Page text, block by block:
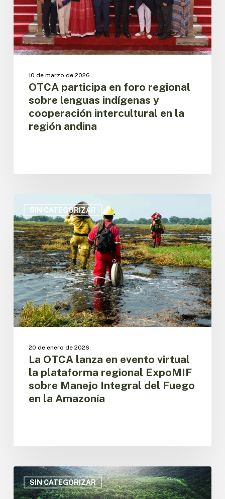
indígenas
y
cooperación
intercultural
en
10 de marzo de 2026
OTCA participa en foro regional
sobre lenguas indígenas y
cooperación intercultural en la
región andina
SIN CATEGORIZAR
OTCA
lanza
en
evento
virtual
la
plataforma
regional
ExpoMIF
sobre
Manejo
Amazonía
20 de enero de 2026
La OTCA lanza en evento virtual
la plataforma regional ExpoMIF
sobre Manejo Integral del Fuego
en la Amazonía
SIN CATEGORIZAR
Sistematización
de
los